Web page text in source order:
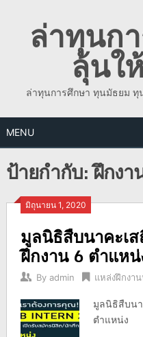
contentล่าทุนก
ลุ้นใ
ล่าทุนการศึกษา ทุนมัธยม ทุ
MENU
ป้ายกำกับ:ฝึกงา
มิถุนายน 1, 2020
มูลนิธิสืบนาคะเ
ฝึกงาน 6 ตำแหน่
By admin แหล่งฝึกงา
มูลนิธิสืบนา
ตำแหน่ง